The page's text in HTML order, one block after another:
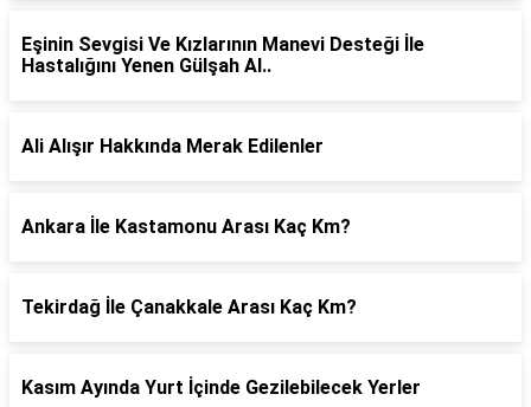
Eşinin Sevgisi Ve Kızlarının Manevi Desteği İle
Hastalığını Yenen Gülşah Al..
Ali Alışır Hakkında Merak Edilenler
Ankara İle Kastamonu Arası Kaç Km?
Tekirdağ İle Çanakkale Arası Kaç Km?
Kasım Ayında Yurt İçinde Gezilebilecek Yerler